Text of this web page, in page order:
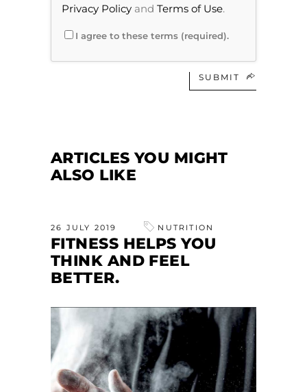
Privacy Policy and Terms of Use.
I agree to these terms (required).
SUBMIT
ARTICLES YOU MIGHT
ALSO LIKE
26 JULY 2019 NUTRITION
FITNESS HELPS YOU
THINK AND FEEL
BETTER.